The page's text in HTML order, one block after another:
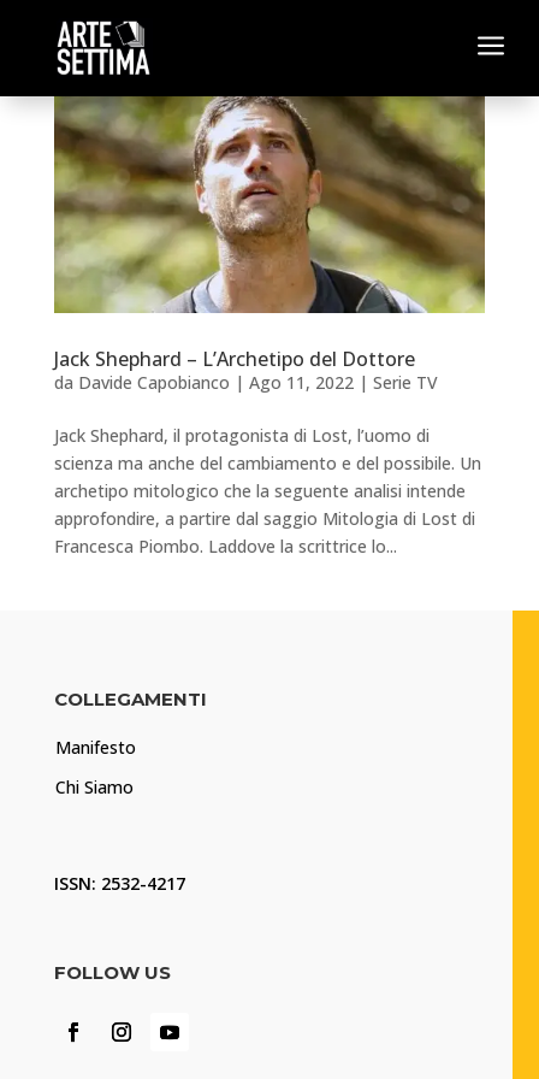
a
Jack Shephard – L’Archetipo del Dottore
da Davide Capobianco | Ago 11, 2022| Serie TV
Jack Shephard, il protagonista di Lost, l’uomo di
scienza ma anche del cambiamento e del possibile. Un
archetipo mitologico che la seguente analisi intende
approfondire, a partire dal saggio Mitologia di Lost di
Francesca Piombo. Laddove la scrittrice lo...
COLLEGAMENTI
Manifesto
Chi Siamo
ISSN: 2532-4217
FOLLOW US